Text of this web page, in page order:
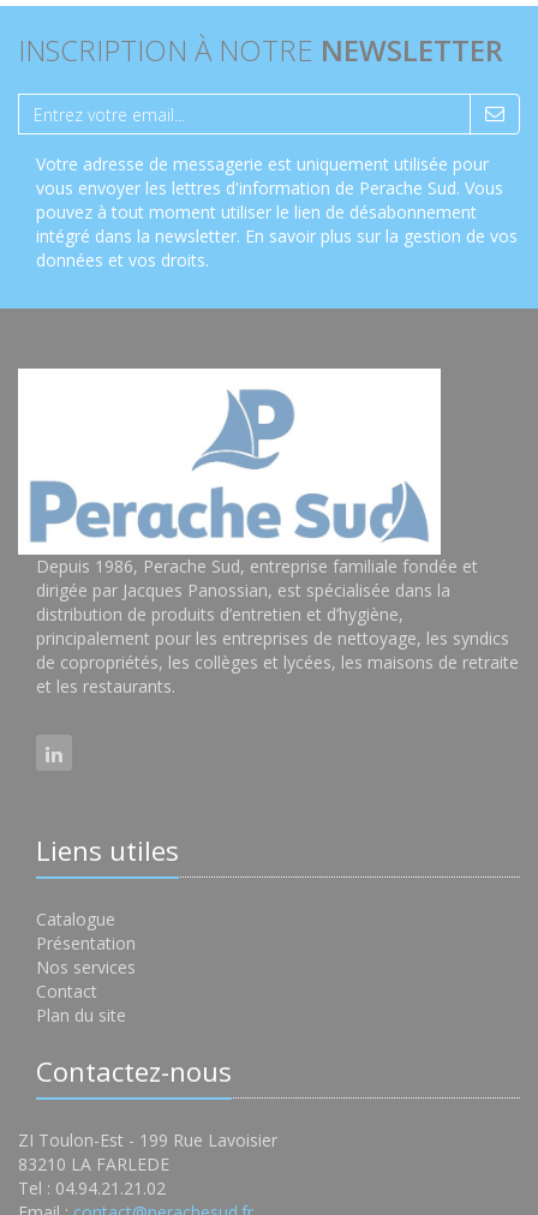
INSCRIPTION À NOTRE NEWSLETTER
Votre adresse de messagerie est uniquement utilisée pour
vous envoyer les lettres d'information de Perache Sud. Vous
pouvez à tout moment utiliser le lien de désabonnement
intégré dans la newsletter. En savoir plus sur la gestion de vos
données et vos droits.
Depuis 1986, Perache Sud, entreprise familiale fondée et
dirigée par Jacques Panossian, est spécialisée dans la
distribution de produits d’entretien et d’hygiène,
principalement pour les entreprises de nettoyage, les syndics
de copropriétés, les collèges et lycées, les maisons de retraite
et les restaurants.
Liens utiles
Catalogue
Présentation
Nos services
Contact
Plan du site
Contactez-nous
ZI Toulon-Est - 199 Rue Lavoisier
83210 LA FARLEDE
Tel : 04.94.21.21.02